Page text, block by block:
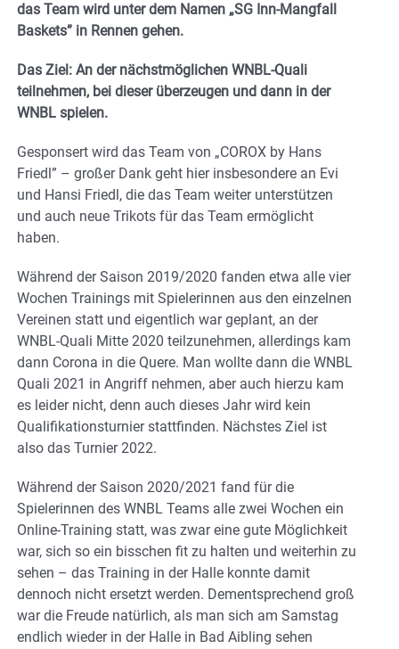
das Team wird unter dem Namen „SG Inn-Mangfall
Baskets” in Rennen gehen.
Das Ziel: An der nächstmöglichen WNBL-Quali
teilnehmen, bei dieser überzeugen und dann in der
WNBL spielen.
Gesponsert wird das Team von „COROX by Hans
Friedl” – großer Dank geht hier insbesondere an Evi
und Hansi Friedl, die das Team weiter unterstützen
und auch neue Trikots für das Team ermöglicht
haben.
Während der Saison 2019/2020 fanden etwa alle vier
Wochen Trainings mit Spielerinnen aus den einzelnen
Vereinen statt und eigentlich war geplant, an der
WNBL-Quali Mitte 2020 teilzunehmen, allerdings kam
dann Corona in die Quere. Man wollte dann die WNBL
Quali 2021 in Angriff nehmen, aber auch hierzu kam
es leider nicht, denn auch dieses Jahr wird kein
Qualifikationsturnier stattfinden. Nächstes Ziel ist
also das Turnier 2022.
Während der Saison 2020/2021 fand für die
Spielerinnen des WNBL Teams alle zwei Wochen ein
Online-Training statt, was zwar eine gute Möglichkeit
war, sich so ein bisschen fit zu halten und weiterhin zu
sehen – das Training in der Halle konnte damit
dennoch nicht ersetzt werden. Dementsprechend groß
war die Freude natürlich, als man sich am Samstag
endlich wieder in der Halle in Bad Aibling sehen